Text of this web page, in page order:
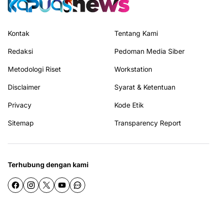
Kontak Tentang Kami
Redaksi Pedoman Media Siber
Metodologi Riset Workstation
Disclaimer Syarat & Ketentuan
Privacy Kode Etik
Sitemap Transparency Report
Terhubung dengan kami